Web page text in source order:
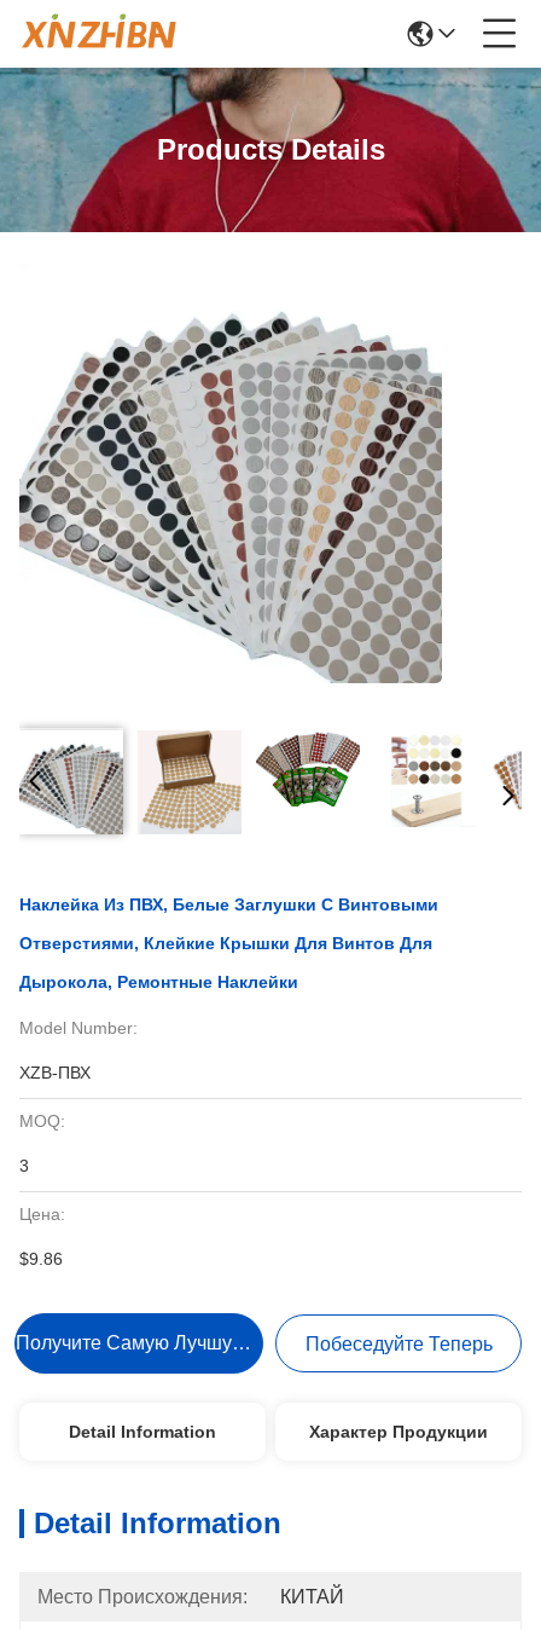
Products Details
Наклейка Из ПВХ, Белые Заглушки С Винтовыми
Отверстиями, Клейкие Крышки Для Винтов Для
Дырокола, Ремонтные Наклейки
Model Number:
XZB-ПВХ
MOQ:
3
Цена:
$9.86
Получите Самую Лучшую Цену Побеседуйте Теперь
Detail Information Характер Продукции
Detail Information
Место Происхождения: КИТАЙ